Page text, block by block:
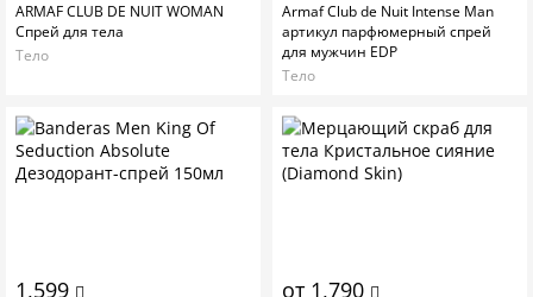
ARMAF CLUB DE NUIT WOMAN
Спрей для тела
Тело
Armaf Club de Nuit Intense Man
артикул парфюмерный спрей
для мужчин EDP
Тело
1,599 от 1,790